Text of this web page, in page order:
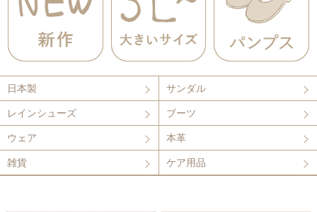
日本製 サンダル
レインシューズ ブーツ
ウェア 本革
雑貨 ケア用品